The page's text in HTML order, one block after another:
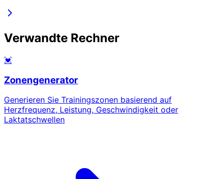
Verwandte Rechner
💓
Zonengenerator
Generieren Sie Trainingszonen basierend auf
Herzfrequenz, Leistung, Geschwindigkeit oder
Laktatschwellen